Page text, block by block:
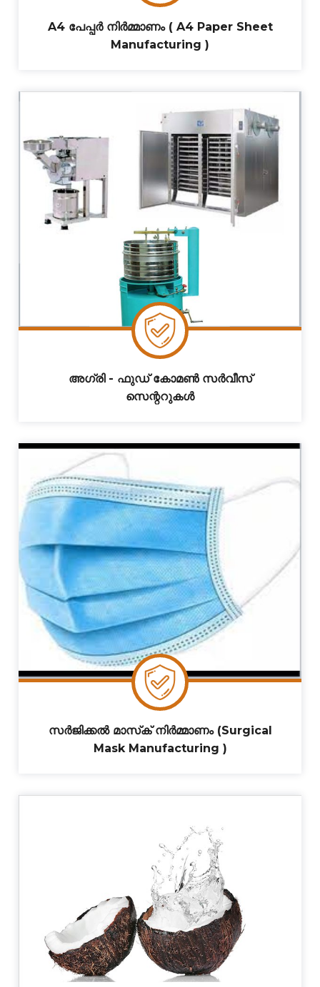
A4 പേപ്പർ നിർമ്മാണം ( A4 Paper Sheet
Manufacturing )
അഗ്രി - ഫുഡ് കോമൺ സർവീസ്
സെന്ററുകൾ
സർജിക്കൽ മാസ്‌ക് നിർമ്മാണം (Surgical
Mask Manufacturing )